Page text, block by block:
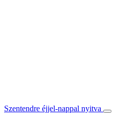
Szentendre éjjel-nappal nyitva